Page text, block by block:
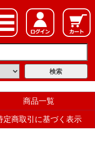
商品一覧
定商取引に基づく表示